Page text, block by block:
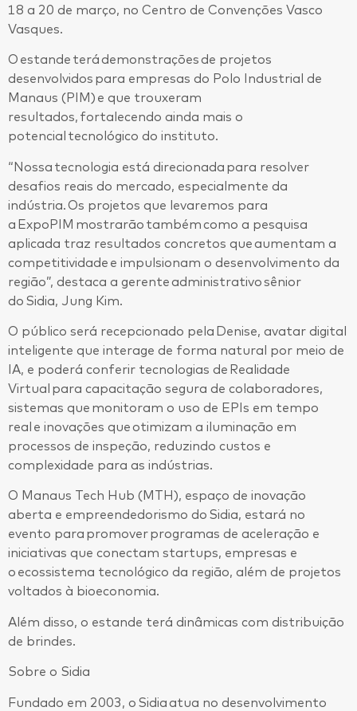
18 a 20 de março, no Centro de Convenções Vasco
Vasques.
O estande terá demonstrações de projetos
desenvolvidos para empresas do Polo Industrial de
Manaus (PIM) e que trouxeram
resultados, fortalecendo ainda mais o
potencial tecnológico do instituto.
“Nossa tecnologia está direcionada para resolver
desafios reais do mercado, especialmente da
indústria. Os projetos que levaremos para
a ExpoPIM mostrarão também como a pesquisa
aplicada traz resultados concretos que aumentam a
competitividade e impulsionam o desenvolvimento da
região”, destaca a gerente administrativo sênior
do Sidia, Jung Kim.
O público será recepcionado pela Denise, avatar digital
inteligente que interage de forma natural por meio de
IA, e poderá conferir tecnologias de Realidade
Virtual para capacitação segura de colaboradores,
sistemas que monitoram o uso de EPIs em tempo
real e inovações que otimizam a iluminação em
processos de inspeção, reduzindo custos e
complexidade para as indústrias.
O Manaus Tech Hub (MTH), espaço de inovação
aberta e empreendedorismo do Sidia, estará no
evento para promover programas de aceleração e
iniciativas que conectam startups, empresas e
o ecossistema tecnológico da região, além de projetos
voltados à bioeconomia.
Além disso, o estande terá dinâmicas com distribuição
de brindes.
Sobre o Sidia
Fundado em 2003, o Sidia atua no desenvolvimento